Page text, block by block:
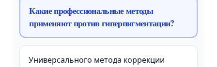
Какие профессиональные методы
применяют против гиперпигментации?
Универсального метода коррекции